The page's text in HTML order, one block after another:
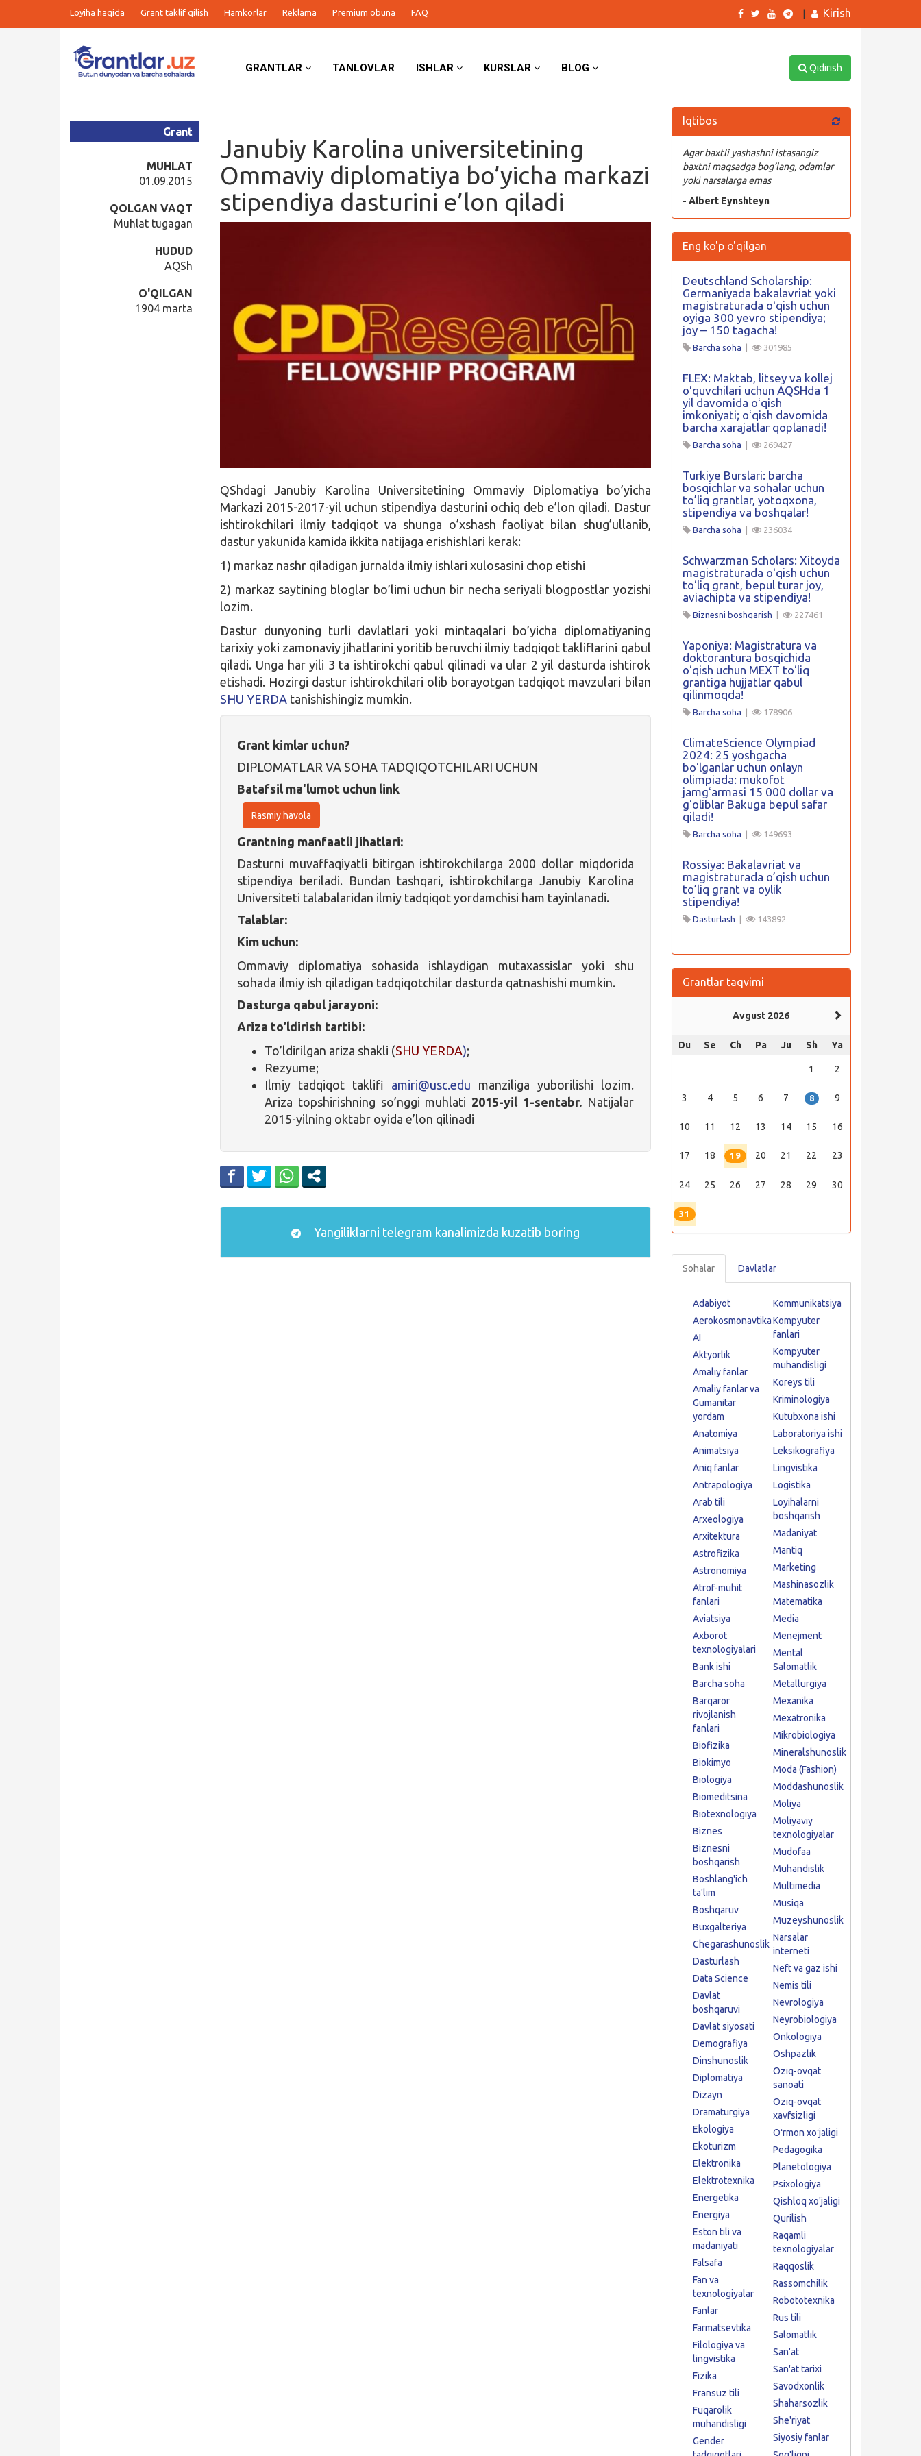
Loyiha haqida Grant taklif qilish Hamkorlar Reklama Premium obuna FAQ Kirish
GRANTLAR TANLOVLAR ISHLAR KURSLAR BLOG Qidirish
Janubiy Karolina universitetining
Ommaviy diplomatiya bo’yicha markazi
stipendiya dasturini e’lon qiladi
Grant
MUHLAT
01.09.2015
QOLGAN VAQT
Muhlat tugagan
HUDUD
AQSh
O'QILGAN
1904 marta
QShdagi Janubiy Karolina Universitetining Ommaviy Diplomatiya bo’yicha
Markazi 2015-2017-yil uchun stipendiya dasturini ochiq deb e’lon qiladi. Dastur
ishtirokchilari ilmiy tadqiqot va shunga o’xshash faoliyat bilan shug’ullanib,
dastur yakunida kamida ikkita natijaga erishishlari kerak:
1) markaz nashr qiladigan jurnalda ilmiy ishlari xulosasini chop etishi
2) markaz saytining bloglar bo’limi uchun bir necha seriyali blogpostlar yozishi
lozim.
Dastur dunyoning turli davlatlari yoki mintaqalari bo’yicha diplomatiyaning
tarixiy yoki zamonaviy jihatlarini yoritib beruvchi ilmiy tadqiqot takliflarini qabul
qiladi. Unga har yili 3 ta ishtirokchi qabul qilinadi va ular 2 yil dasturda ishtirok
etishadi. Hozirgi dastur ishtirokchilari olib borayotgan tadqiqot mavzulari bilan
SHU YERDA tanishishingiz mumkin.
Grant kimlar uchun?
DIPLOMATLAR VA SOHA TADQIQOTCHILARI UCHUN
Batafsil ma'lumot uchun link
Rasmiy havola
Grantning manfaatli jihatlari:
Dasturni muvaffaqiyatli bitirgan ishtirokchilarga 2000 dollar miqdorida
stipendiya beriladi. Bundan tashqari, ishtirokchilarga Janubiy Karolina
Universiteti talabalaridan ilmiy tadqiqot yordamchisi ham tayinlanadi.
Talablar:
Kim uchun:
Ommaviy diplomatiya sohasida ishlaydigan mutaxassislar yoki shu
sohada ilmiy ish qiladigan tadqiqotchilar dasturda qatnashishi mumkin.
Dasturga qabul jarayoni:
Ariza to’ldirish tartibi:
To’ldirilgan ariza shakli (SHU YERDA);
Rezyume;
Ilmiy tadqiqot taklifi amiri@usc.edu manziliga yuborilishi lozim.
Ariza topshirishning so’nggi muhlati 2015-yil 1-sentabr.Natijalar
2015-yilning oktabr oyida e’lon qilinadi
Yangiliklarni telegram kanalimizda kuzatib boring
Iqtibos
Agar baxtli yashashni istasangiz
baxtni maqsadga bog’lang, odamlar
yoki narsalarga emas
- Albert Eynshteyn
Eng ko'p o'qilgan
Deutschland Scholarship:
Germaniyada bakalavriat yoki
magistraturada oʻqish uchun
oyiga 300 yevro stipendiya;
joy – 150 tagacha!
Barcha soha 301985
FLEX: Maktab, litsey va kollej
oʻquvchilari uchun AQSHda 1
yil davomida oʻqish
imkoniyati; oʻqish davomida
barcha xarajatlar qoplanadi!
Barcha soha 269427
Turkiye Burslari: barcha
bosqichlar va sohalar uchun
to’liq grantlar, yotoqxona,
stipendiya va boshqalar!
Barcha soha 236034
Schwarzman Scholars: Xitoyda
magistraturada oʻqish uchun
toʻliq grant, bepul turar joy,
aviachipta va stipendiya!
Biznesni boshqarish 227461
Yaponiya: Magistratura va
doktorantura bosqichida
oʻqish uchun MEXT toʻliq
grantiga hujjatlar qabul
qilinmoqda!
Barcha soha 178906
ClimateScience Olympiad
2024: 25 yoshgacha
boʻlganlar uchun onlayn
olimpiada: mukofot
jamgʻarmasi 15 000 dollar va
gʻoliblar Bakuga bepul safar
qiladi!
Barcha soha 149693
Rossiya: Bakalavriat va
magistraturada o’qish uchun
to’liq grant va oylik
stipendiya!
Dasturlash 143892
Grantlar taqvimi
Avgust 2026
Du Se Ch Pa Ju Sh Ya
1 2
3 4 5 6 7 8 9
10 11 12 13 14 15 16
17 18 19 20 21 22 23
24 25 26 27 28 29 30
31
Sohalar Davlatlar
Adabiyot
Aerokosmonavtika
AI
Aktyorlik
Amaliy fanlar
Amaliy fanlar va
Gumanitar
yordam
Anatomiya
Animatsiya
Aniq fanlar
Antrapologiya
Arab tili
Arxeologiya
Arxitektura
Astrofizika
Astronomiya
Atrof-muhit
fanlari
Aviatsiya
Axborot
texnologiyalari
Bank ishi
Barcha soha
Barqaror
rivojlanish
fanlari
Biofizika
Biokimyo
Biologiya
Biomeditsina
Biotexnologiya
Biznes
Biznesni
boshqarish
Boshlang'ich
ta'lim
Boshqaruv
Buxgalteriya
Chegarashunoslik
Dasturlash
Data Science
Davlat
boshqaruvi
Davlat siyosati
Demografiya
Dinshunoslik
Diplomatiya
Dizayn
Dramaturgiya
Ekologiya
Ekoturizm
Elektronika
Elektrotexnika
Energetika
Energiya
Eston tili va
madaniyati
Falsafa
Fan va
texnologiyalar
Fanlar
Farmatsevtika
Filologiya va
lingvistika
Fizika
Fransuz tili
Fuqarolik
muhandisligi
Gender
Kommunikatsiya
Kompyuter
fanlari
Kompyuter
muhandisligi
Koreys tili
Kriminologiya
Kutubxona ishi
Laboratoriya ishi
Leksikografiya
Lingvistika
Logistika
Loyihalarni
boshqarish
Madaniyat
Mantiq
Marketing
Mashinasozlik
Matematika
Media
Menejment
Mental
Salomatlik
Metallurgiya
Mexanika
Mexatronika
Mikrobiologiya
Mineralshunoslik
Moda (Fashion)
Moddashunoslik
Moliya
Moliyaviy
texnologiyalar
Mudofaa
Muhandislik
Multimedia
Musiqa
Muzeyshunoslik
Narsalar
interneti
Neft va gaz ishi
Nemis tili
Nevrologiya
Neyrobiologiya
Onkologiya
Oshpazlik
Oziq-ovqat
sanoati
Oziq-ovqat
xavfsizligi
Oʻrmon xoʻjaligi
Pedagogika
Planetologiya
Psixologiya
Qishloq xo'jaligi
Qurilish
Raqamli
texnologiyalar
Raqqoslik
Rassomchilik
Robototexnika
Rus tili
Salomatlik
San'at
San'at tarixi
Savodxonlik
Shaharsozlik
She'riyat
Siyosiy fanlar